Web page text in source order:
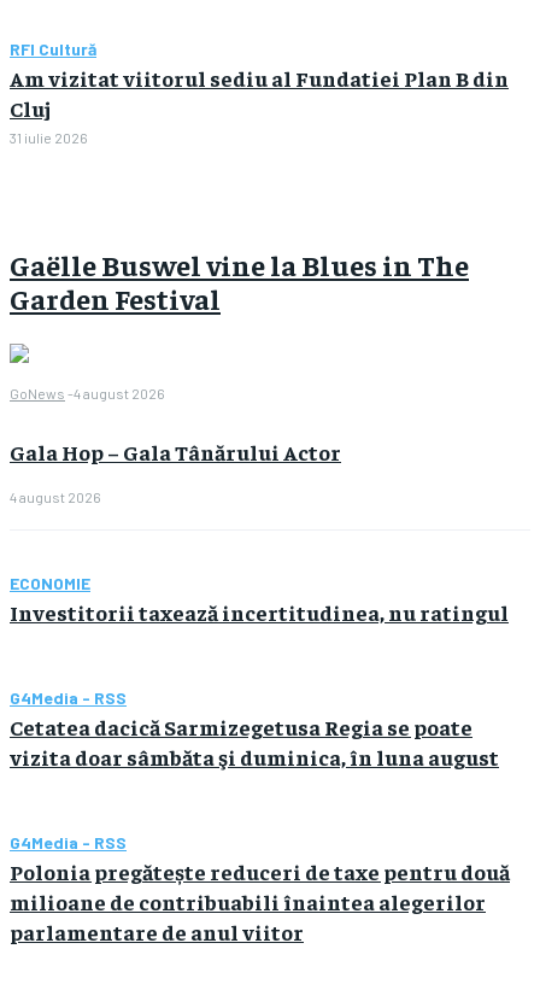
RFI Cultură
Am vizitat viitorul sediu al Fundatiei Plan B din
Cluj
31 iulie 2026
Gaëlle Buswel vine la Blues in The
Garden Festival
GoNews -4 august 2026
Gala Hop – Gala Tânărului Actor
4 august 2026
ECONOMIE
Investitorii taxează incertitudinea, nu ratingul
G4Media - RSS
Cetatea dacică Sarmizegetusa Regia se poate
vizita doar sâmbăta şi duminica, în luna august
G4Media - RSS
Polonia pregătește reduceri de taxe pentru două
milioane de contribuabili înaintea alegerilor
parlamentare de anul viitor